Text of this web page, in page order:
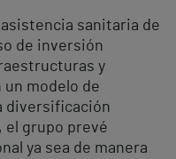
asistencia sanitaria de
de inversión
y
modelo de
diversificación
el grupo prevé
ya sea de manera